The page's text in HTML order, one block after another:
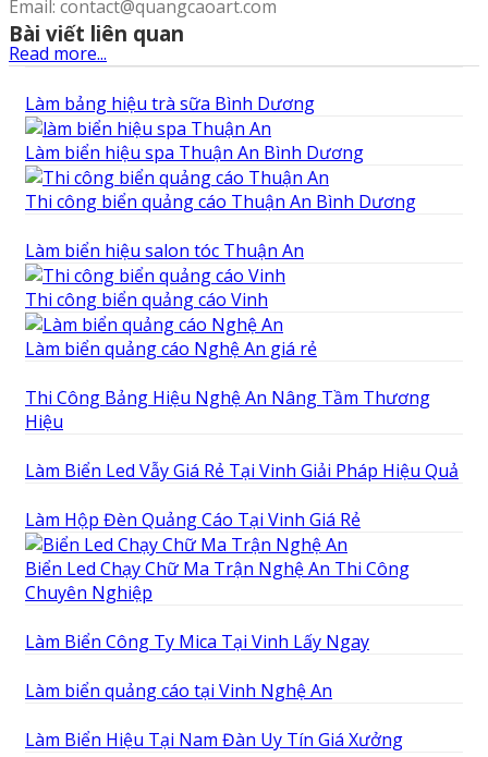
Email: contact@quangcaoart.com
Read more...
Bài viết liên quan
Làm bảng hiệu trà sữa Bình Dương
Làm biển hiệu spa Thuận An Bình Dương
Thi công biển quảng cáo Thuận An Bình Dương
Làm biển hiệu salon tóc Thuận An
Thi công biển quảng cáo Vinh
Làm biển quảng cáo Nghệ An giá rẻ
Thi Công Bảng Hiệu Nghệ An Nâng Tầm Thương
Hiệu
Làm Biển Led Vẫy Giá Rẻ Tại Vinh Giải Pháp Hiệu Quả
Làm Hộp Đèn Quảng Cáo Tại Vinh Giá Rẻ
Biển Led Chạy Chữ Ma Trận Nghệ An Thi Công
Chuyên Nghiệp
Làm Biển Công Ty Mica Tại Vinh Lấy Ngay
Làm biển quảng cáo tại Vinh Nghệ An
Làm Biển Hiệu Tại Nam Đàn Uy Tín Giá Xưởng